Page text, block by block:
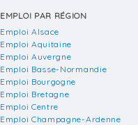
EMPLOI PAR RÉGION
Emploi Alsace
Emploi Aquitaine
Emploi Auvergne
Emploi Basse-Normandie
Emploi Bourgogne
Emploi Bretagne
Emploi Centre
Emploi Champagne-Ardenne